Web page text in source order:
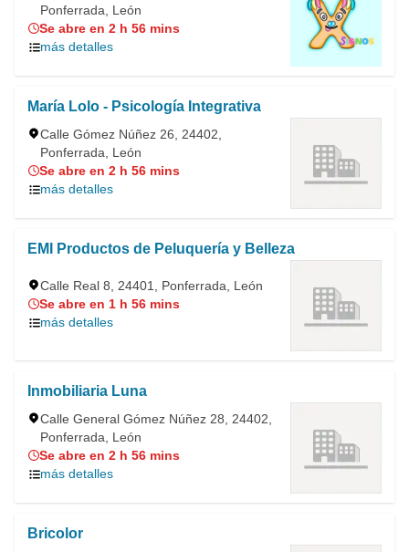
Ponferrada, León
Se abre en 2 h 56 mins
más detalles
María Lolo - Psicología Integrativa
Calle Gómez Núñez 26, 24402,
Ponferrada, León
Se abre en 2 h 56 mins
más detalles
EMI Productos de Peluquería y Belleza
Calle Real 8, 24401, Ponferrada, León
Se abre en 1 h 56 mins
más detalles
Inmobiliaria Luna
Calle General Gómez Núñez 28, 24402,
Ponferrada, León
Se abre en 2 h 56 mins
más detalles
Bricolor